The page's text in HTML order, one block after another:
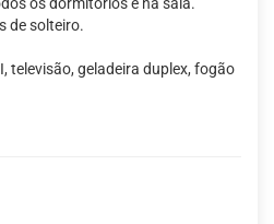
de solteiro.
televisão, geladeira duplex, fogão